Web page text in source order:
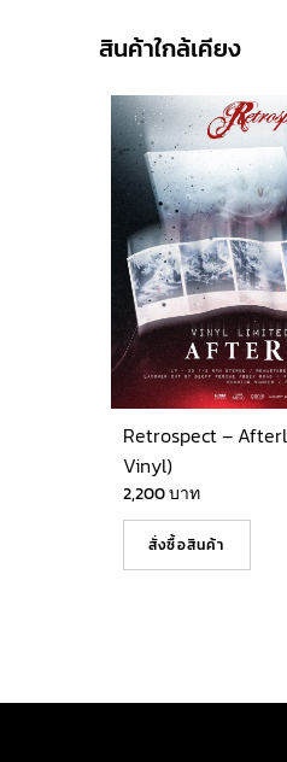
สินค้าใกล้เคียง
Retrospect –
Vinyl)
2,200บาท
สั่งซื้อสินค้า